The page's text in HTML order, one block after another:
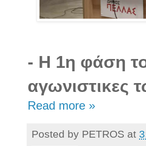
- Η 1η φάση
αγωνιστικες
Read more »
Posted by PETROS at